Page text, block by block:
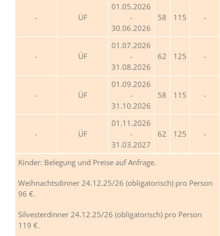
ÜF
01.05.2026
-
30.06.2026
58 115
ÜF
01.07.2026
-
31.08.2026
62 125
ÜF
01.09.2026
-
31.10.2026
58 115
ÜF
01.11.2026
-
31.03.2027
62 125
Kinder: Belegung und Preise auf Anfrage.
Weihnachtsdinner 24.12.25/26 (obligatorisch) pro Person
96 €.
Silvesterdinner 24.12.25/26 (obligatorisch) pro Person
119 €.